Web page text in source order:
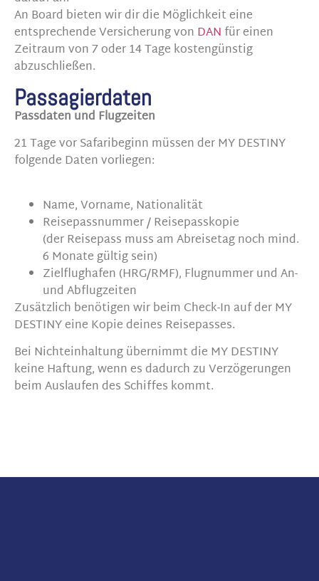
An Board bieten wir dir die Möglichkeit eine
entsprechende Versicherung von DAN für einen
Zeitraum von 7 oder 14 Tage kostengünstig
abzuschließen.
Passagierdaten
Passdaten und Flugzeiten
21 Tage vor Safaribeginn müssen der MY DESTINY
folgende Daten vorliegen:
Name, Vorname, Nationalität
Reisepassnummer / Reisepasskopie
(der Reisepass muss am Abreisetag noch mind.
6 Monate gültig sein)
Zielflughafen (HRG/RMF), Flugnummer und An-
und Abflugzeiten
Zusätzlich benötigen wir beim Check-In auf der MY
DESTINY eine Kopie deines Reisepasses.
Bei Nichteinhaltung übernimmt die MY DESTINY
keine Haftung, wenn es dadurch zu Verzögerungen
beim Auslaufen des Schiffes kommt.